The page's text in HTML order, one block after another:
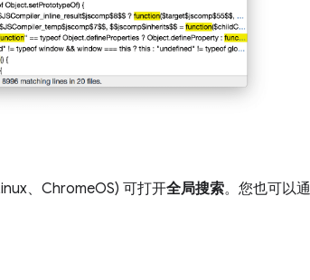
、ChromeOS) 可打开全局搜索。您也可以通